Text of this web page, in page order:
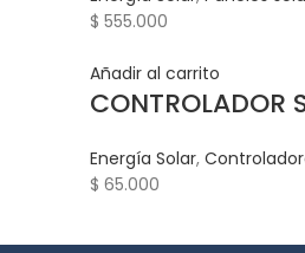
$ 555.000
Añadir al carrito
CONTROLADOR
Energía Solar,
$ 65.000